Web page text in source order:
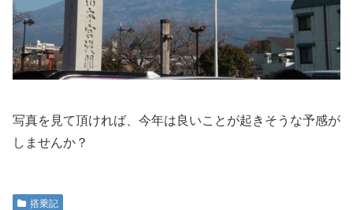
写真を見て頂ければ、今年は良いことが起きそうな予感が
しませんか？
搭乗記